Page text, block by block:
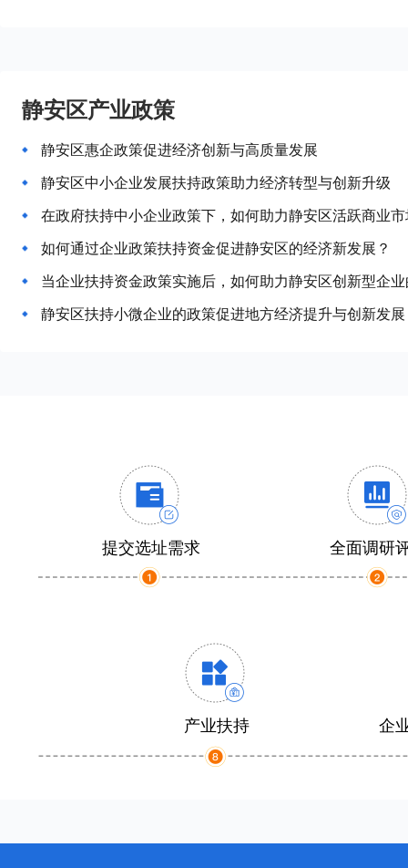
静安区产业政策
静安区惠企政策促进经济创新与高质量发展
静安区中小企业发展扶持政策助力经济转型与创新升级
在政府扶持中小企业政策下，如何助力静安区活跃商业
如何通过企业政策扶持资金促进静安区的经济新发展？
当企业扶持资金政策实施后，如何助力静安区创新型企
静安区扶持小微企业的政策促进地方经济提升与创新发展
提交选址需求 全面调研
产业扶持 企